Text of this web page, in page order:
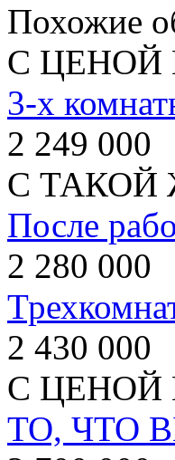
Похожие
С ЦЕНОЙ
3-х
2 249 000
С ТАКОЙ
После
2 280 000
2 430 000
С
ТО, ЧТО